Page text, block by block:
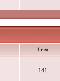
Тем
141